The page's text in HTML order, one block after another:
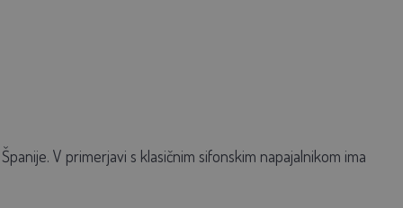
V primerjavi s klasičnim sifonskim napajalnikom ima